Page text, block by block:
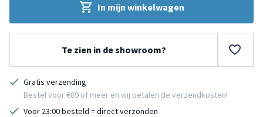
In mijn winkelwagen
Te zien in de showroom?
Gratis verzending
Bestel voor €89 of meer en wij betalen de verzendkosten!
Voor 23:00 besteld = direct verzonden